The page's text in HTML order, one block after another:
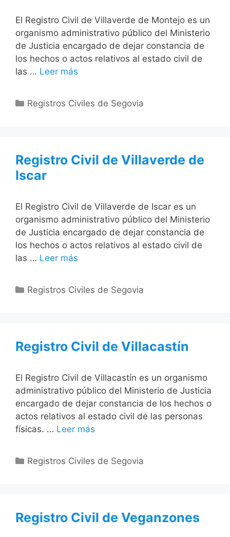
El Registro Civil de Villaverde de Montejo es un
organismo administrativo público del Ministerio
de Justicia encargado de dejar constancia de
los hechos o actos relativos al estado civil de
las … Leer más
Categorías
Registros Civiles de Segovia
Registro Civil de Villaverde de
Iscar
El Registro Civil de Villaverde de Iscar es un
organismo administrativo público del Ministerio
de Justicia encargado de dejar constancia de
los hechos o actos relativos al estado civil de
las … Leer más
Categorías
Registros Civiles de Segovia
Registro Civil de Villacastín
El Registro Civil de Villacastín es un organismo
administrativo público del Ministerio de Justicia
encargado de dejar constancia de los hechos o
actos relativos al estado civil de las personas
físicas. … Leer más
Categorías
Registros Civiles de Segovia
Registro Civil de Veganzones